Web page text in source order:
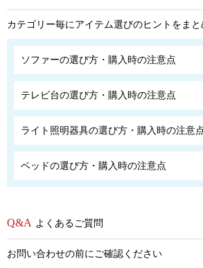
カテゴリー毎にアイテム選びのヒントをまと
ソファーの選び方・購入時の注意点
テレビ台の選び方・購入時の注意点
ライト照明器具の選び方・購入時の注意
ベッドの選び方・購入時の注意点
よくあるご質問
お問い合わせの前にご確認ください